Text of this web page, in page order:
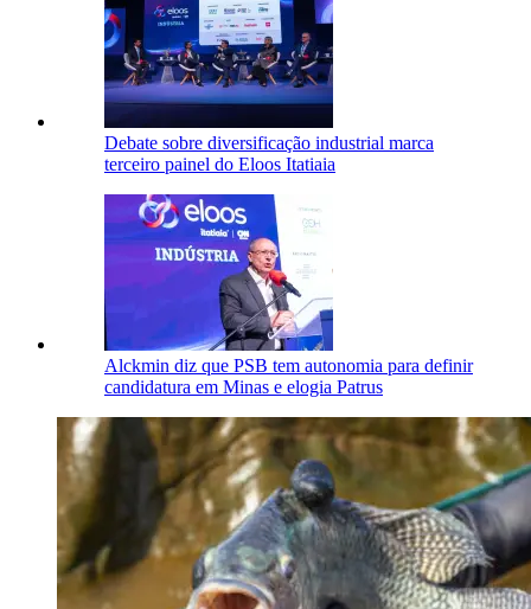
Debate sobre diversificação industrial marca
terceiro painel do Eloos Itatiaia
Alckmin diz que PSB tem autonomia para definir
candidatura em Minas e elogia Patrus